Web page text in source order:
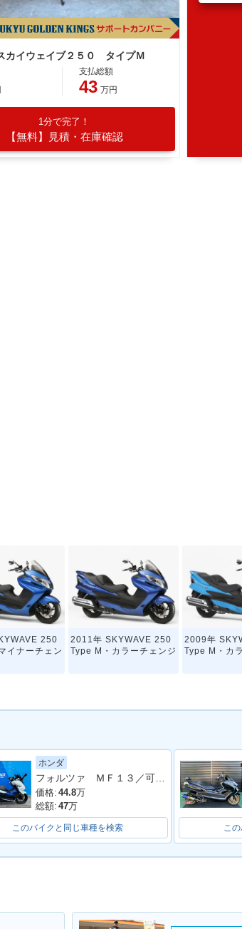
カイウェイブ２５０ タイプＭ
支払総額
43 万円
1分で完了！
【無料】見積・在庫確認
250
イナーチェン
2011年 SKYWAVE 250
Type M・カラーチェンジ
2009年
Type M・カ
ホンダ
フォルツァ ＭＦ１３／可動式スクリーン／フルＬＥＤ／ＥＴＣ付き／グリップヒーター
価格: 44.8万
総額: 47万
このバイクと同じ車種を検索 こ